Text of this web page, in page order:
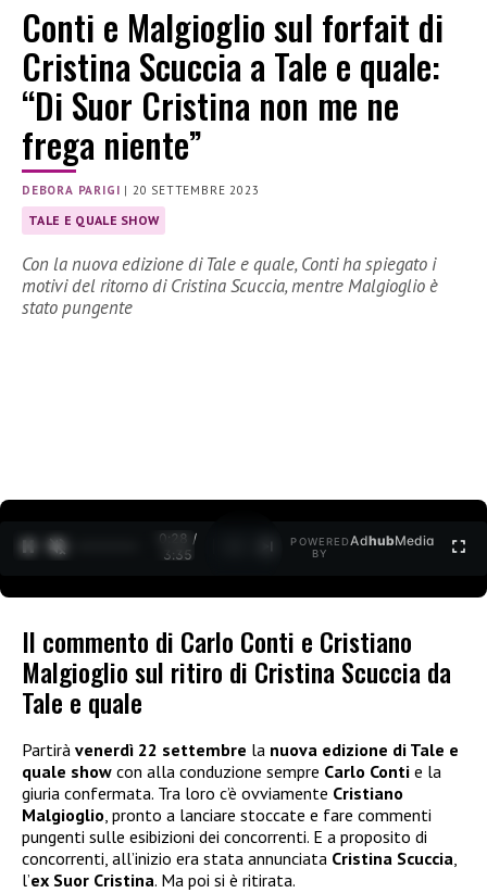
Conti e Malgioglio sul forfait di
Cristina Scuccia a Tale e quale:
“Di Suor Cristina non me ne
frega niente”
DEBORA PARIGI | 20 SETTEMBRE 2023
TALE E QUALE SHOW
Con la nuova edizione di Tale e quale, Conti ha spiegato i
motivi del ritorno di Cristina Scuccia, mentre Malgioglio è
stato pungente
0:30 /
3:35
POWERED
BY
AdhubMedia
Il commento di Carlo Conti e Cristiano
Malgioglio sul ritiro di Cristina Scuccia da
Tale e quale
Partirà venerdì 22 settembre la nuova edizione di Tale e
quale show con alla conduzione sempre Carlo Conti e la
giuria confermata. Tra loro c’è ovviamente Cristiano
Malgioglio, pronto a lanciare stoccate e fare commenti
pungenti sulle esibizioni dei concorrenti. E a proposito di
concorrenti, all’inizio era stata annunciata Cristina Scuccia,
l’ex Suor Cristina. Ma poi si è ritirata.